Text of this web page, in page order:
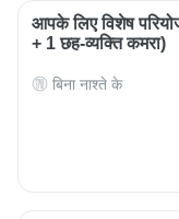
आपके लिए विशेष
+ 1 छह-व्यक्ति कमरा)
बिना नाश्ते के